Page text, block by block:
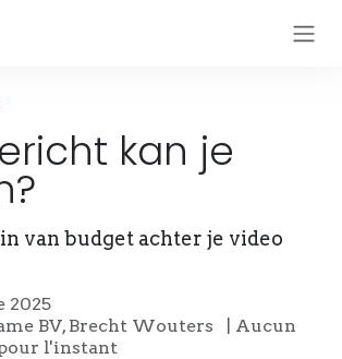
kan je
van budget achter je video
2025
BV, Brecht Wouters
| Aucun
l'instant